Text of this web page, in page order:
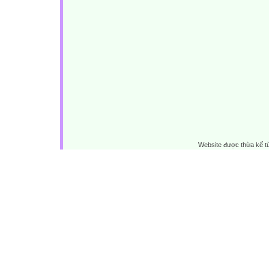
Website được thừa kế